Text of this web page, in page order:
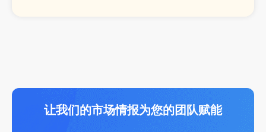
让我们的市场情报为您的团队赋能